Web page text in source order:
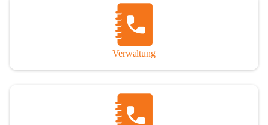
Verwaltung